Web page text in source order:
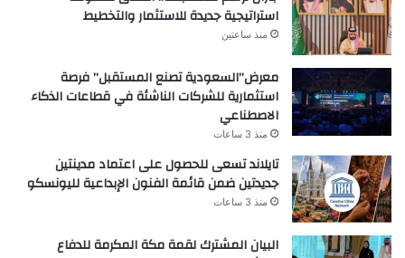
استراتيجية جديدة للاستثمار والتخطيط
منذ ساعتين
معرض”السعودية تصنع المستقبل” فرصة
استثمارية للشركات الناشئة في قطاعات الذكاء
الاصطناعي
منذ 3 ساعات
تايلاند تسعى للحصول على اعتماد مدينتين
جديدتين ضمن قائمة الفنون الإبداعية لليونسكو
منذ 3 ساعات
البيان المشترك لقمة مكة المكرمة للدفاع